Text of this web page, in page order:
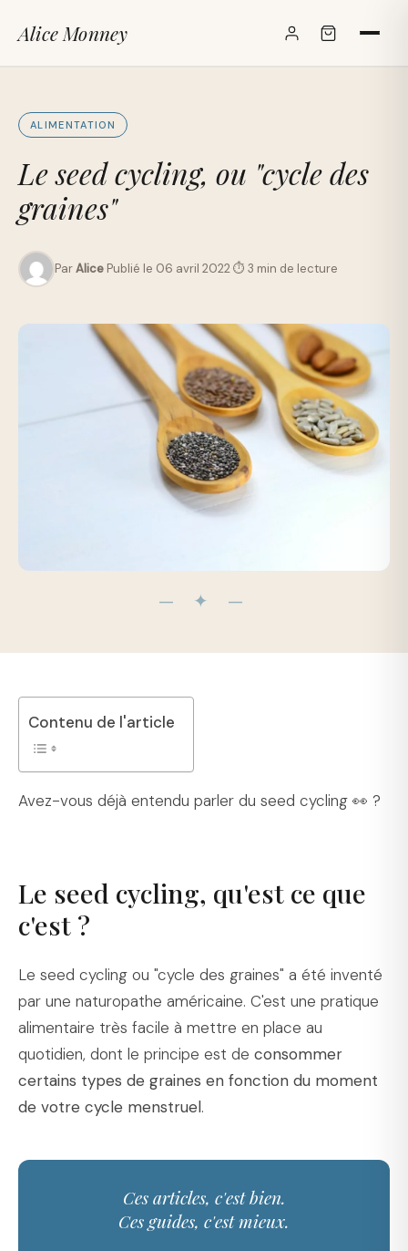
Alice Monney
ALIMENTATION
Le seed cycling, ou "cycle des
graines"
ParAlice Publié le 06 avril 2022⏱ 3 min de lecture
— ✦ —
Contenu de l'article
Avez-vous déjà entendu parler du seed cycling 👀 ?
Le seed cycling, qu'est ce que
c'est ?
Le seed cycling ou "cycle des graines" a été inventé
par une naturopathe américaine. C'est une pratique
alimentaire très facile à mettre en place au
quotidien, dont le principe est de consommer
certains types de graines en fonction du moment
de votre cycle menstruel.
Ces articles, c'est bien.
Ces guides, c'est mieux.